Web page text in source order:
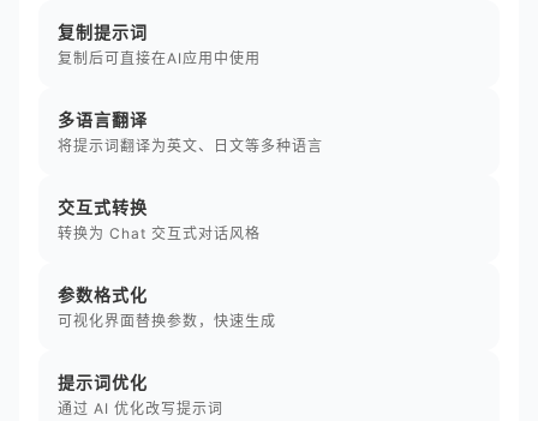
复制提示词
复制后可直接在AI应用中使用
多语言翻译
将提示词翻译为英文、日文等多种语言
交互式转换
转换为 Chat 交互式对话风格
参数格式化
可视化界面替换参数，快速生成
提示词优化
通过 AI 优化改写提示词